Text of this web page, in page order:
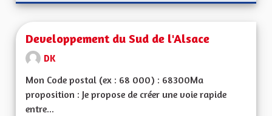
Developpement du Sud de l'Alsace
DK
Mon Code postal (ex : 68 000) : 68300Ma
proposition : Je propose de créer une voie rapide
entre...